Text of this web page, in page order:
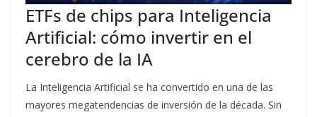
ETFs de chips para Inteligencia
Artificial: cómo invertir en el
cerebro de la IA
La Inteligencia Artificial se ha convertido en una de las
mayores megatendencias de inversión de la década. Sin